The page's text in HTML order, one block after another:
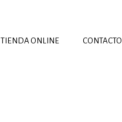
TIENDA ONLINE CONTACTO